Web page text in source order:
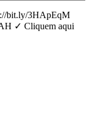
bit.ly/3HApEqM
✓ Cliquem aqui